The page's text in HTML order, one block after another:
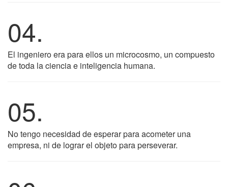
04.
El ingeniero era para ellos un microcosmo, un compuesto
de toda la ciencia e inteligencia humana.
05.
No tengo necesidad de esperar para acometer una
empresa, ni de lograr el objeto para perseverar.